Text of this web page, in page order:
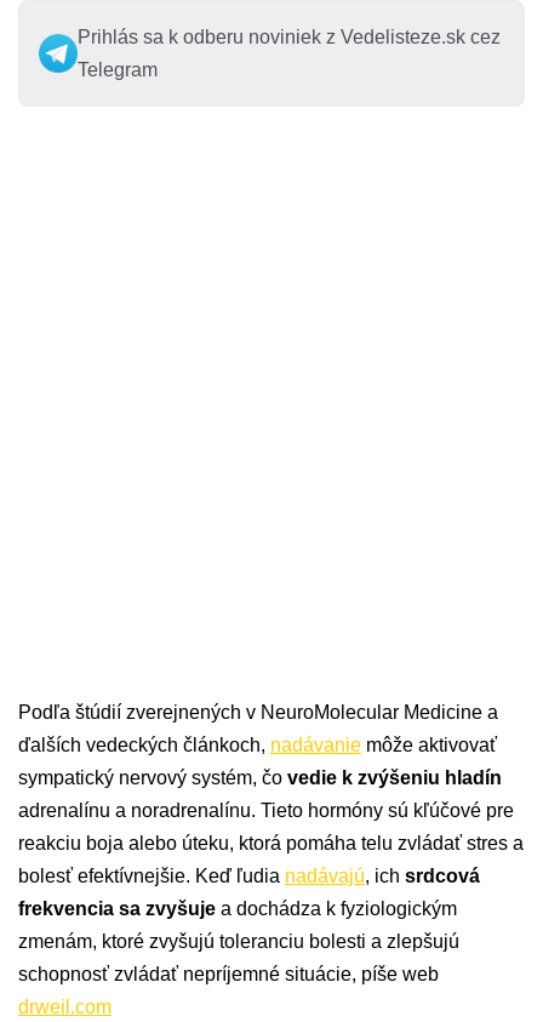
Prihlás sa k odberu noviniek z Vedelisteze.sk cez
Telegram
Podľa štúdií zverejnených v NeuroMolecular Medicine a
ďalších vedeckých článkoch, nadávanie môže aktivovať
sympatický nervový systém, čo vedie k zvýšeniu hladín
adrenalínu a noradrenalínu. Tieto hormóny sú kľúčové pre
reakciu boja alebo úteku, ktorá pomáha telu zvládať stres a
bolesť efektívnejšie. Keď ľudia nadávajú, ich srdcová
frekvencia sa zvyšuje a dochádza k fyziologickým
zmenám, ktoré zvyšujú toleranciu bolesti a zlepšujú
schopnosť zvládať nepríjemné situácie, píše web
drweil.com